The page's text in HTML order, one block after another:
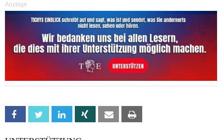
Anzeige
Facebook Twitter Linkedin Xing Email